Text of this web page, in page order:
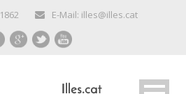
E-Mail: illes@illes.cat